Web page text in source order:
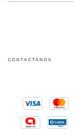
CONTACTÁNOS